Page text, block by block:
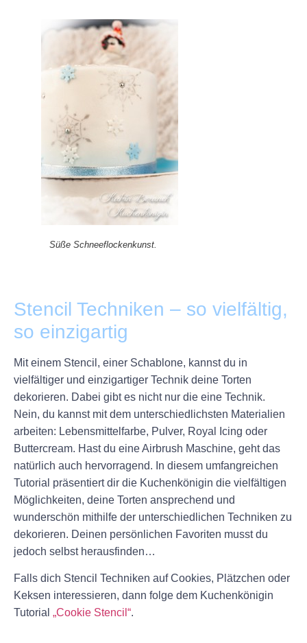
Süße Schneeflockenkunst.
Stencil Techniken – so vielfältig,
so einzigartig
Mit einem Stencil, einer Schablone, kannst du in
vielfältiger und einzigartiger Technik deine Torten
dekorieren. Dabei gibt es nicht nur die eine Technik.
Nein, du kannst mit dem unterschiedlichsten Materialien
arbeiten: Lebensmittelfarbe, Pulver, Royal Icing oder
Buttercream. Hast du eine Airbrush Maschine, geht das
natürlich auch hervorragend. In diesem umfangreichen
Tutorial präsentiert dir die Kuchenkönigin die vielfältigen
Möglichkeiten, deine Torten ansprechend und
wunderschön mithilfe der unterschiedlichen Techniken zu
dekorieren. Deinen persönlichen Favoriten musst du
jedoch selbst herausfinden…
Falls dich Stencil Techniken auf Cookies, Plätzchen oder
Keksen interessieren, dann folge dem Kuchenkönigin
Tutorial „Cookie Stencil“.